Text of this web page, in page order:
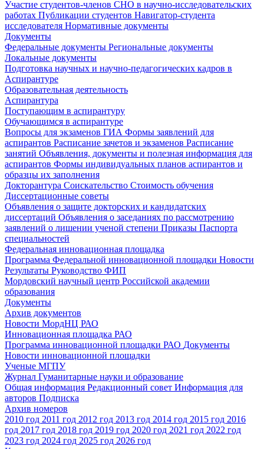
Участие студентов-членов СНО в научно-исследовательских
работах Публикации студентов Навигатор-студента
исследователя Нормативные документы
Документы
Федеральные документы Региональные документы
Локальные документы
Подготовка научных и научно-педагогических кадров в
Аспирантуре
Образовательная деятельность
Аспирантура
Поступающим в аспирантуру
Обучающимся в аспирантуре
Вопросы для экзаменов ГИА Формы заявлений для
аспирантов Расписание зачетов и экзаменов Расписание
занятий Объявления, документы и полезная информация для
аспирантов Формы индивидуальных планов аспирантов и
образцы их заполнения
Докторантура Соискательство Стоимость обучения
Диссертационные советы
Объявления о защите докторских и кандидатских
диссертаций Объявления о заседаниях по рассмотрению
заявлений о лишении ученой степени Приказы Паспорта
специальностей
Федеральная инновационная площадка
Программа Федеральной инновационной площадки Новости
Результаты Руководство ФИП
Мордовский научный центр Российской академии
образования
Документы
Архив документов
Новости МордНЦ РАО
Инновационная площадка РАО
Программа инновационной площадки РАО Документы
Новости инновационной площадки
Ученые МГПУ
Журнал Гуманитарные науки и образование
Общая информация Редакционный совет Информация для
авторов Подписка
Архив номеров
2010 год 2011 год 2012 год 2013 год 2014 год 2015 год 2016
год 2017 год 2018 год 2019 год 2020 год 2021 год 2022 год
2023 год 2024 год 2025 год 2026 год